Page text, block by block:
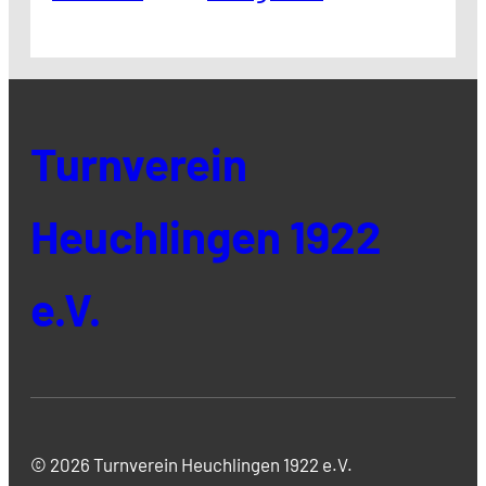
Turnverein
Heuchlingen 1922
e.V.
© 2026 Turnverein Heuchlingen 1922 e.V.